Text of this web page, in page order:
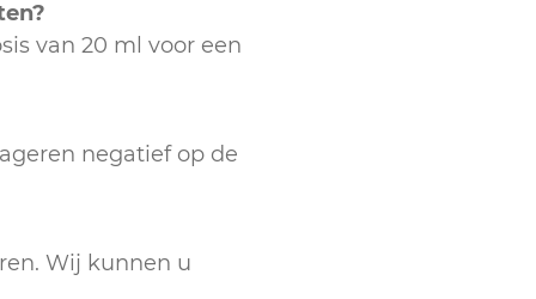
van 20 ml voor een
negatief op de
Wij kunnen u